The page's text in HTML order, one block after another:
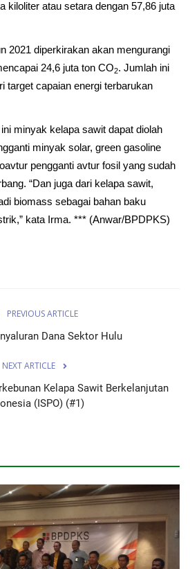
kiloliter atau setara dengan 57,86 juta
2021 diperkirakan akan mengurangi
24,6 juta ton CO2. Jumlah ini
target capaian energi terbarukan
minyak kelapa sawit dapat diolah
minyak solar, green gasoline
pengganti avtur fosil yang sudah
“Dan juga dari kelapa sawit,
biomass sebagai bahan baku
kata Irma. *** (Anwar/BPDPKS)
PREVIOUS ARTICLE
Dana Sektor Hulu
NEXT ARTICLE
Kelapa Sawit Berkelanjutan
(ISPO) (#1)